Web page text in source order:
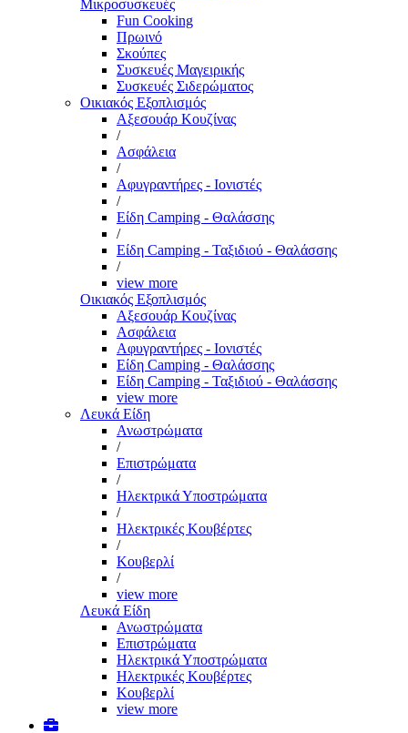
Μικροσυσκευές
Fun Cooking
Πρωινό
Σκούπες
Συσκευές Μαγειρικής
Συσκευές Σιδερώματος
Οικιακός Εξοπλισμός
Αξεσουάρ Κουζίνας
/
Ασφάλεια
/
Αφυγραντήρες - Ιονιστές
/
Είδη Camping - Θαλάσσης
/
Είδη Camping - Ταξιδιού - Θαλάσσης
/
view more
Οικιακός Εξοπλισμός
Αξεσουάρ Κουζίνας
Ασφάλεια
Αφυγραντήρες - Ιονιστές
Είδη Camping - Θαλάσσης
Είδη Camping - Ταξιδιού - Θαλάσσης
view more
Λευκά Είδη
Ανωστρώματα
/
Επιστρώματα
/
Ηλεκτρικά Υποστρώματα
/
Ηλεκτρικές Κουβέρτες
/
Κουβερλί
/
view more
Λευκά Είδη
Ανωστρώματα
Επιστρώματα
Ηλεκτρικά Υποστρώματα
Ηλεκτρικές Κουβέρτες
Κουβερλί
view more